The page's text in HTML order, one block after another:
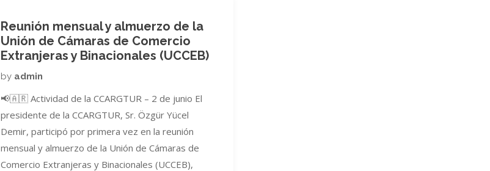
Reunión mensual y almuerzo de la
Unión de Cámaras de Comercio
Extranjeras y Binacionales (UCCEB)
by admin
📢🇦🇷 Actividad de la CCARGTUR – 2 de junio El
presidente de la CCARGTUR, Sr. Özgür Yücel
Demir, participó por primera vez en la reunión
mensual y almuerzo de la Unión de Cámaras de
Comercio Extranjeras y Binacionales (UCCEB),